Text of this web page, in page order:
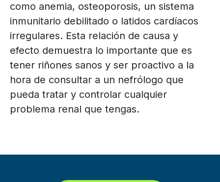
como anemia, osteoporosis, un sistema
inmunitario debilitado o latidos cardíacos
irregulares. Esta relación de causa y
efecto demuestra lo importante que es
tener riñones sanos y ser proactivo a la
hora de consultar a un nefrólogo que
pueda tratar y controlar cualquier
problema renal que tengas.